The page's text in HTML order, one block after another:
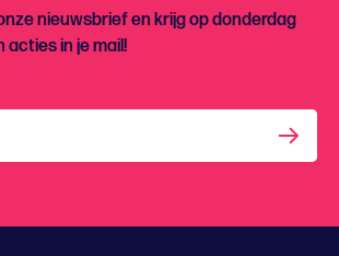
nieuwsbrief en krijg op donderdag
acties in je mail!